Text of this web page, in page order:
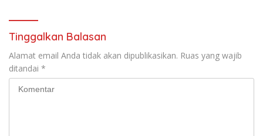
Tinggalkan Balasan
Alamat email Anda tidak akan dipublikasikan. Ruas yang wajib
ditandai *